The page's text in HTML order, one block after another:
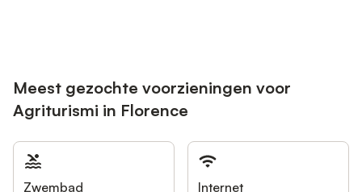
Meest gezochte voorzieningen voor
Agriturismi in Florence
Zwembad Internet